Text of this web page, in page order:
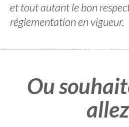
et tout autant le bon
réglementation en vigueur.
Ou